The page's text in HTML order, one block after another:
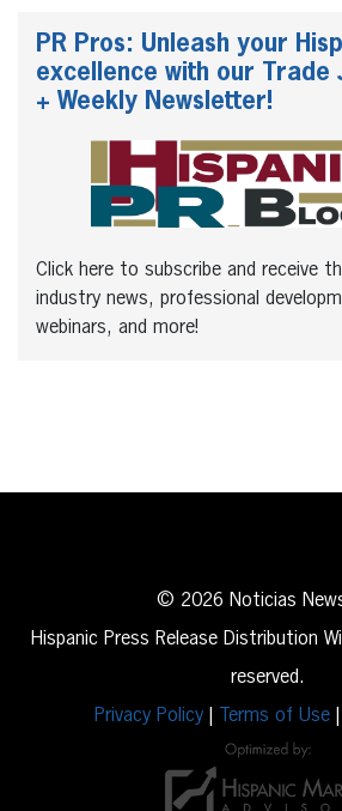
PR Pros: Unleash your
excellence with our Trade
+ Weekly Newsletter!
Click here to subscribe and receive
industry news, professional
webinars, and more!
© 2026 Noticias
Hispanic Press Release Distribution
reserved.
Privacy Policy
Terms of Use